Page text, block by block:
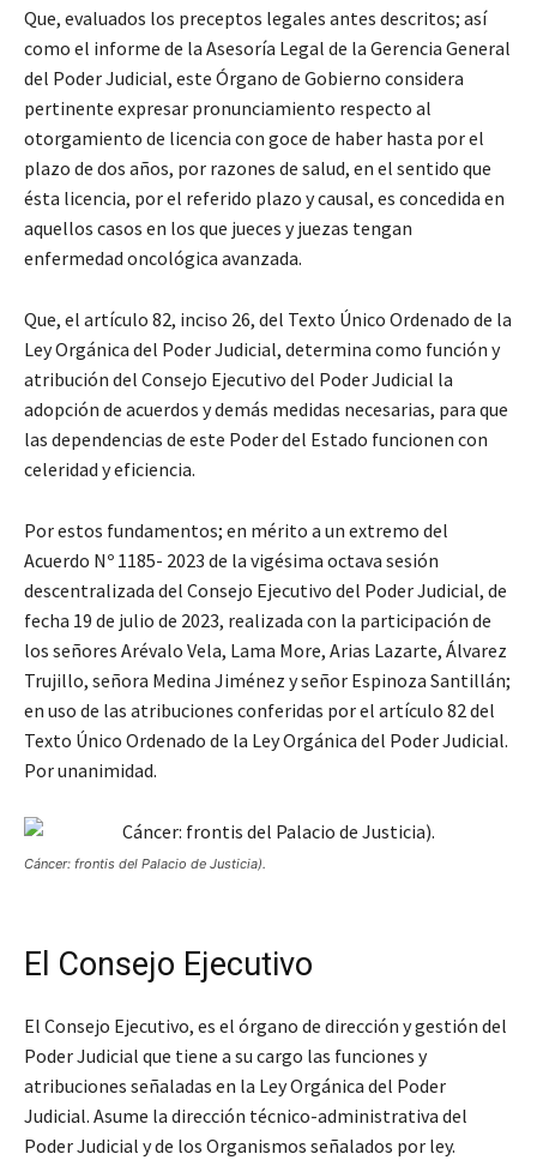
Que, evaluados los preceptos legales antes descritos; así
como el informe de la Asesoría Legal de la Gerencia General
del Poder Judicial, este Órgano de Gobierno considera
pertinente expresar pronunciamiento respecto al
otorgamiento de licencia con goce de haber hasta por el
plazo de dos años, por razones de salud, en el sentido que
ésta licencia, por el referido plazo y causal, es concedida en
aquellos casos en los que jueces y juezas tengan
enfermedad oncológica avanzada.
Que, el artículo 82, inciso 26, del Texto Único Ordenado de la
Ley Orgánica del Poder Judicial, determina como función y
atribución del Consejo Ejecutivo del Poder Judicial la
adopción de acuerdos y demás medidas necesarias, para que
las dependencias de este Poder del Estado funcionen con
celeridad y eficiencia.
Por estos fundamentos; en mérito a un extremo del
Acuerdo Nº 1185- 2023 de la vigésima octava sesión
descentralizada del Consejo Ejecutivo del Poder Judicial, de
fecha 19 de julio de 2023, realizada con la participación de
los señores Arévalo Vela, Lama More, Arias Lazarte, Álvarez
Trujillo, señora Medina Jiménez y señor Espinoza Santillán;
en uso de las atribuciones conferidas por el artículo 82 del
Texto Único Ordenado de la Ley Orgánica del Poder Judicial.
Por unanimidad.
Cáncer: frontis del Palacio de Justicia).
El Consejo Ejecutivo
El Consejo Ejecutivo, es el órgano de dirección y gestión del
Poder Judicial que tiene a su cargo las funciones y
atribuciones señaladas en la Ley Orgánica del Poder
Judicial. Asume la dirección técnico-administrativa del
Poder Judicial y de los Organismos señalados por ley.